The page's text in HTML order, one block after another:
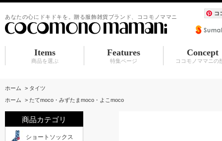
あなたの心にドキドキを。贈る服飾雑貨ブランド、ココモノママニ コ
Items
商品を選ぶ
Features
特集ページ
Concept
ココモノママニの
ホーム > タイツ
ホーム
> たてmoco・みずたまmoco・よこmoco
商品カテゴリ
ショートソックス